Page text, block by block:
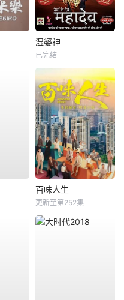
湿婆神
已完结
百味人生
更新至第252集